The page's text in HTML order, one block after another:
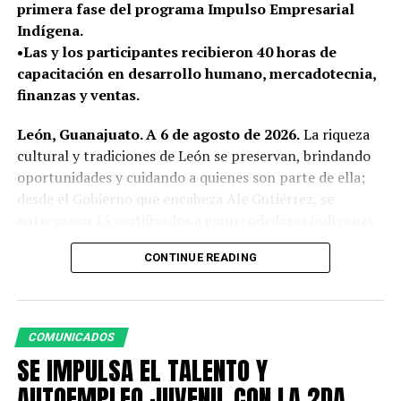
UP NEXT
Unidad de Administración de Servicios acelera procesos
en la ciudad
DON'T MISS
¡Viva el Barrio de San Juan de Dios!
primera fase del programa Impulso Empresarial
Indígena.
•Las y los participantes recibieron 40 horas de
capacitación en desarrollo humano, mercadotecnia,
finanzas y ventas.
León, Guanajuato. A 6 de agosto de 2026.La riqueza
cultural y tradiciones de León se preservan, brindando
oportunidades y cuidando a quienes son parte de ella;
desde el Gobierno que encabeza Ale Gutiérrez, se
que fortalecieron sus negocios a través del programa
Impulso Empresarial Indígena.
En el marco del Día Internacional de los Pueblos
Indígenas, que se conmemora el próximo 9 de agosto,
esta estrategia, impulsada por la Dirección General de
Economía en coordinación con Fundación ProEmpleo,
brinda capacitación, asesoría y vinculación comercial a
CONTINUE READING
COMUNICADOS
SE IMPULSA EL TALENTO Y